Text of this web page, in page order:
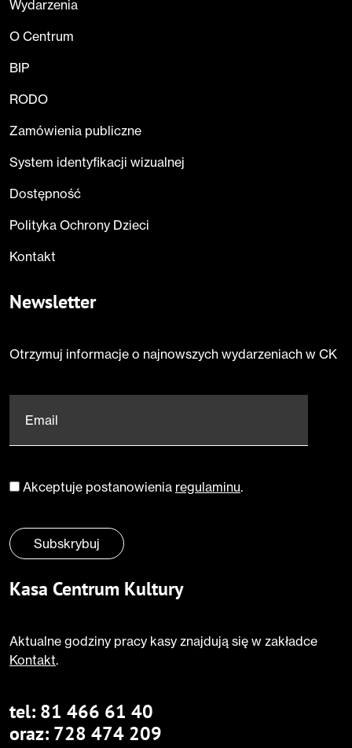
Wydarzenia
O Centrum
BIP
RODO
Zamówienia publiczne
System identyfikacji wizualnej
Dostępność
Polityka Ochrony Dzieci
Kontakt
Newsletter
Otrzymuj informacje o najnowszych wydarzeniach w CK
Zgoda*
Akceptuje postanowienia regulaminu.
Subskrybuj
Kasa Centrum Kultury
Aktualne godziny pracy kasy znajdują się w zakładce
Kontakt.
tel: 81 466 61 40
oraz: 728 474 209